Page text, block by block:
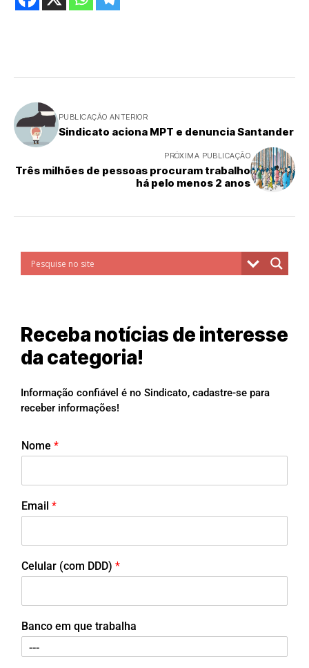
PUBLICAÇÃO ANTERIOR
Sindicato aciona MPT e denuncia Santander
PRÓXIMA PUBLICAÇÃO
Três milhões de pessoas procuram trabalho
há pelo menos 2 anos
Receba notícias de interesse
da categoria!
Informação confiável é no Sindicato, cadastre-se para
receber informações!
Nome *
Email *
Celular (com DDD) *
Banco em que trabalha